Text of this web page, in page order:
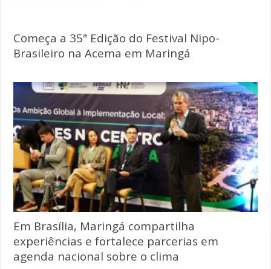
Começa a 35ª Edição do Festival Nipo-
Brasileiro na Acema em Maringá
Em Brasília, Maringá compartilha
experiências e fortalece parcerias em
agenda nacional sobre o clima